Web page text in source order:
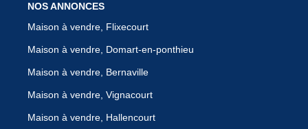
NOS ANNONCES
Maison à vendre, Flixecourt
Maison à vendre, Domart-en-ponthieu
Maison à vendre, Bernaville
Maison à vendre, Vignacourt
Maison à vendre, Hallencourt